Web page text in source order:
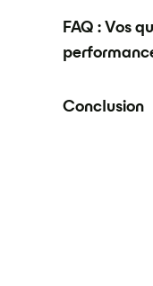
FAQ : Vos
Conclusion